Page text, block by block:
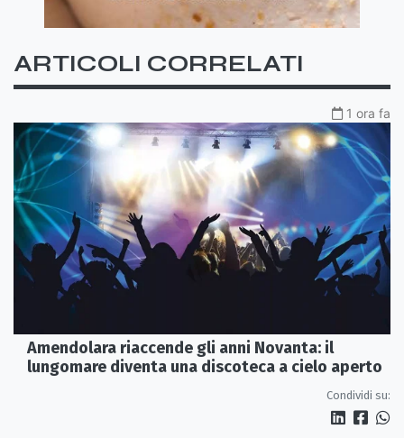
ARTICOLI CORRELATI
1 ora fa
Amendolara riaccende gli anni Novanta: il
lungomare diventa una discoteca a cielo aperto
Condividi su: